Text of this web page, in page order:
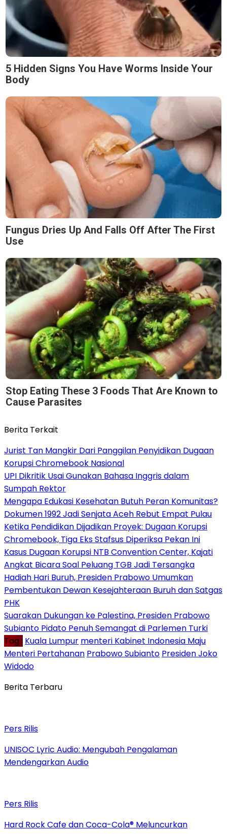
5 Hidden Signs You Have Worms Inside Your
Body
Fungus Dries Up And Falls Off After The First
Use
Stop Eating These 3 Foods That Are Known to
Cause Parasites
Berita Terkait
Jurist Tan Mangkir Dari Panggilan Penyidikan Dugaan
Korupsi Chromebook Nasional
UPI Dikritik Usai Gunakan Bahasa Inggris dalam
Sumpah Rektor
Mengapa Edukasi Kesehatan Butuh Peran Komunitas?
Dokumen 1992 Jadi Senjata Aceh Rebut Empat Pulau
Ketika Pendidikan Dijadikan Proyek: Dugaan Korupsi
Chromebook, Tiga Eks Stafsus Diperiksa Pekan Ini
Kasus Dugaan Korupsi NTB Convention Center, Kajati
Angkat Bicara Soal Peluang TGB Jadi Tersangka
Hadiah Hari Buruh, Presiden Prabowo Umumkan
Pembentukan Dewan Kesejahteraan Buruh dan Satgas
PHK
Suarakan Dukungan ke Palestina, Presiden Prabowo
Subianto Pidato Penuh Semangat di Parlemen Turki
Tag : Kuala Lumpur menteri Kabinet Indonesia Maju
Menteri Pertahanan Prabowo Subianto Presiden Joko
Widodo
Berita Terbaru
Pers Rilis
UNISOC Lyric Audio: Mengubah Pengalaman
Mendengarkan Audio
Pers Rilis
Hard Rock Cafe dan Coca-Cola® Meluncurkan